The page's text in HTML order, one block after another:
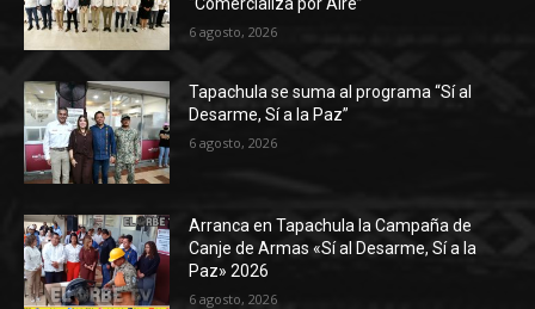
6 agosto, 2026
Tapachula se suma al programa “Sí al
Desarme, Sí a la Paz”
6 agosto, 2026
Arranca en Tapachula la Campaña de
Canje de Armas «Sí al Desarme, Sí a la
Paz» 2026
6 agosto, 2026